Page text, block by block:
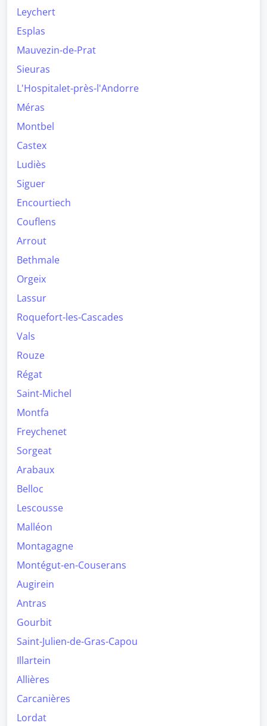
Leychert
Esplas
Mauvezin-de-Prat
Sieuras
L'Hospitalet-près-l'Andorre
Méras
Montbel
Castex
Ludiès
Siguer
Encourtiech
Couflens
Arrout
Bethmale
Orgeix
Lassur
Roquefort-les-Cascades
Vals
Rouze
Régat
Saint-Michel
Montfa
Freychenet
Sorgeat
Arabaux
Belloc
Lescousse
Malléon
Montagagne
Montégut-en-Couserans
Augirein
Antras
Gourbit
Saint-Julien-de-Gras-Capou
Illartein
Allières
Carcanières
Lordat